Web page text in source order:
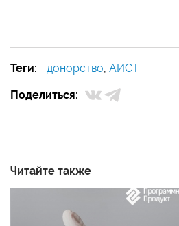
Теги: донорство, АИСТ
Поделиться:
Читайте также